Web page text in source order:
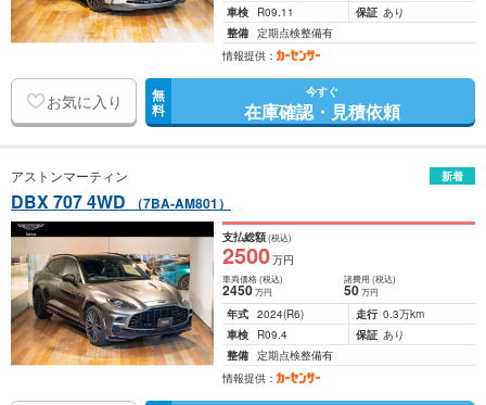
車検
R09.11 保証 あり
整備 定期点検整備有
情報提供：
お気に入り 無
料
今すぐ
在庫確認・見積依頼
アストンマーティン 新着
DBX 707 4WD （7BA-AM801）
支払総額(税込)
2500万円
車両価格(税込)
2450万円
諸費用 (税込)
50 万円
年式 2024(R6) 走行 0.3万km
車検
R09.4 保証 あり
整備 定期点検整備有
情報提供：